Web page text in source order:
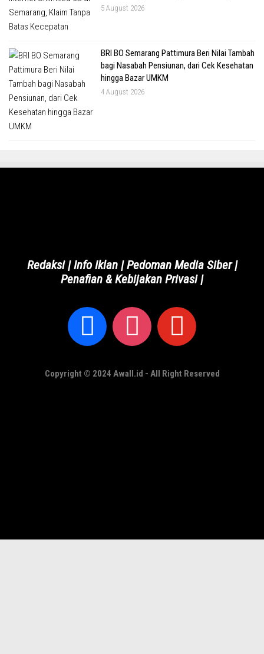
5 August 2026
BRI BO Semarang Pattimura Beri Nilai Tambah
bagi Nasabah Pensiunan, dari Cek Kesehatan
hingga Bazar UMKM
4 August 2026
Redaksi |Info Iklan|Pedoman Media Siber|
Penafian & Kebijakan Privasi|
Copyright © 2024 Awall.id - All Right Reserved